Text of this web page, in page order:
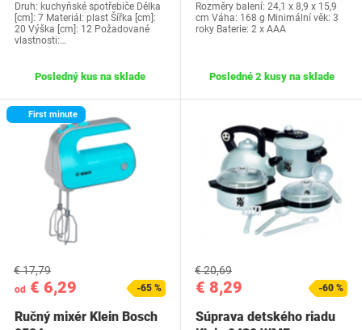
Druh: kuchyňské spotřebiče Délka
[cm]: 7 Materiál: plast Šířka [cm]:
20 Výška [cm]: 12 Požadované
vlastnosti:…
Posledný kus na sklade
Rozměry balení: 24,1 x 8,9 x 15,9
cm Váha: 168 g Minimální věk: 3
roky Baterie: 2 x AAA
Posledné 2 kusy na sklade
First minute
od € 6,29
€ 17,79
-65 %
Ručný mixér Klein Bosch
€ 8,29
€ 20,69
-60 %
Súprava detského riadu